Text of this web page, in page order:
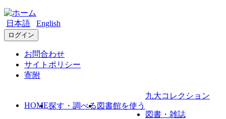
日本語 English
ログイン
お問合わせ
サイトポリシー
寄附
HOME探す・調べる 図書館を使う
九大コレクション
図書・雑誌